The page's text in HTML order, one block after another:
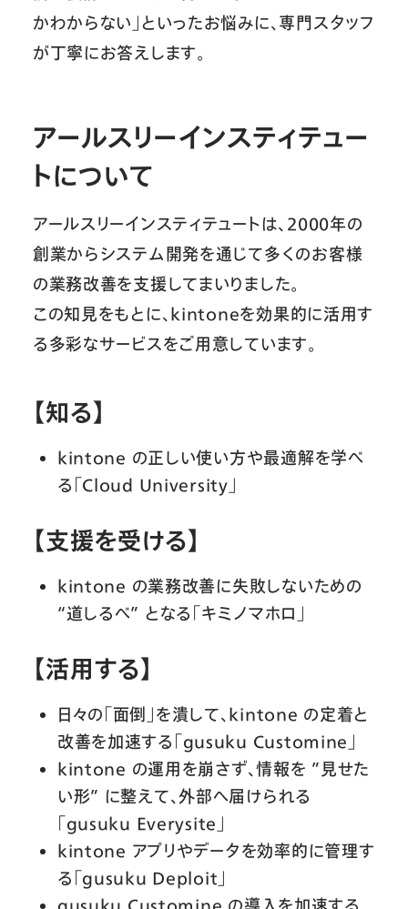
かわからない」といったお悩みに、専門スタッフ
が丁寧にお答えします。
アールスリーインスティテュー
トについて
アールスリーインスティテュートは、2000年の
創業からシステム開発を通じて多くのお客様
の業務改善を支援してまいりました。
この知見をもとに、kintoneを効果的に活用す
る多彩なサービスをご用意しています。
【知る】
kintone の正しい使い方や最適解を学べ
る「Cloud University」
【支援を受ける】
kintone の業務改善に失敗しないための
“道しるべ” となる「キミノマホロ」
【活用する】
日々の「面倒」を潰して、kintone の定着と
改善を加速する「gusuku Customine」
kintone の運用を崩さず、情報を ”見せた
い形” に整えて、外部へ届けられる
「gusuku Everysite」
kintone アプリやデータを効率的に管理す
る「gusuku Deploit」